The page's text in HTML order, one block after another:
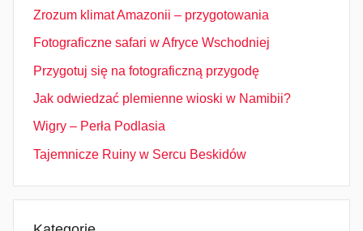
Zrozum klimat Amazonii – przygotowania
Fotograficzne safari w Afryce Wschodniej
Przygotuj się na fotograficzną przygodę
Jak odwiedzać plemienne wioski w Namibii?
Wigry – Perła Podlasia
Tajemnicze Ruiny w Sercu Beskidów